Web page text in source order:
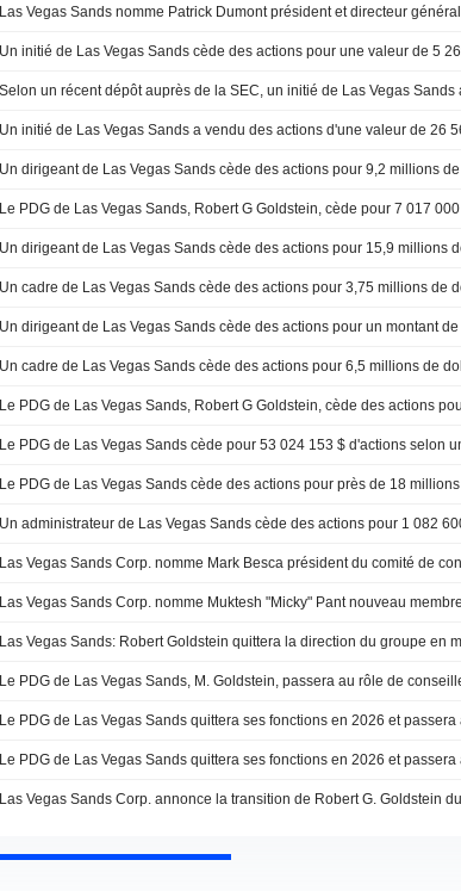
Las Vegas Sands nomme Patrick Dumont président et directeur général
Las Vegas Sands: Robert Goldstein quittera la direction du groupe en